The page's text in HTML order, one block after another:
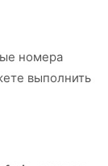
номера
выполнить